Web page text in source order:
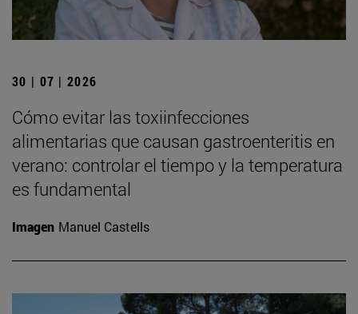
30 | 07 | 2026
Cómo evitar las toxiinfecciones
alimentarias que causan gastroenteritis en
verano: controlar el tiempo y la temperatura
es fundamental
Imagen Manuel Castells